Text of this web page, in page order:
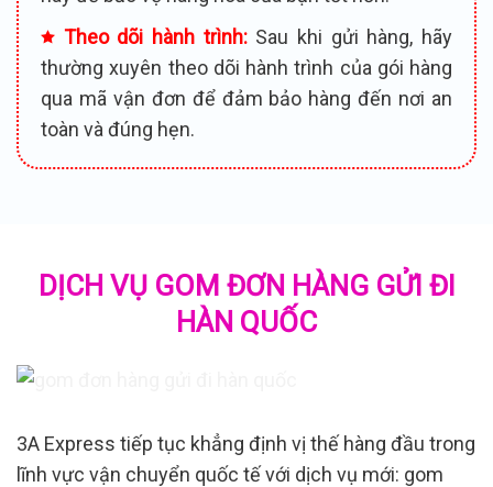
Theo dõi hành trình:Sau khi gửi hàng, hãy
thường xuyên theo dõi hành trình của gói hàng
qua mã vận đơn để đảm bảo hàng đến nơi an
toàn và đúng hẹn.
DỊCH VỤ GOM ĐƠN HÀNG GỬI ĐI
HÀN QUỐC
3A Express tiếp tục khẳng định vị thế hàng đầu trong
lĩnh vực vận chuyển quốc tế với dịch vụ mới: gom